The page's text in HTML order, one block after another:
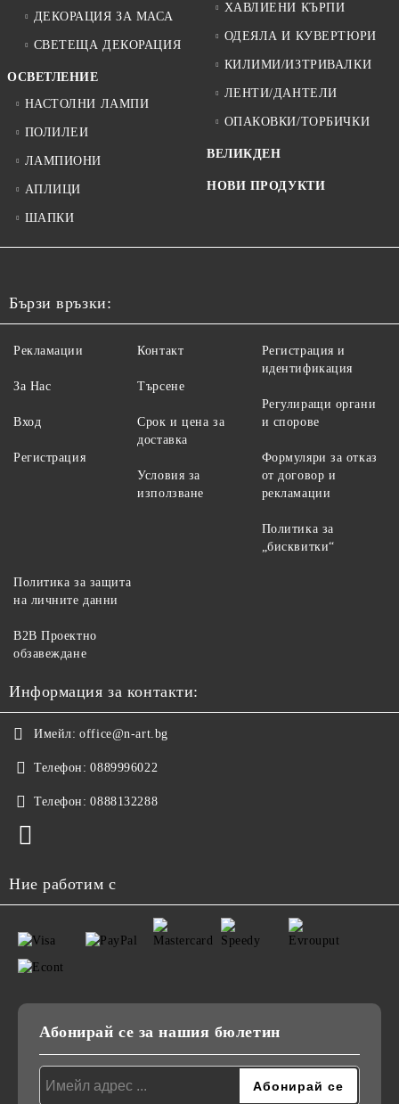
ДЕКОРАЦИЯ ЗА МАСА
СВЕТЕЩА ДЕКОРАЦИЯ
ОСВЕТЛЕНИЕ
НАСТОЛНИ ЛАМПИ
ПОЛИЛЕИ
ЛАМПИОНИ
АПЛИЦИ
ШАПКИ
ХАВЛИЕНИ КЪРПИ
ОДЕЯЛА И КУВЕРТЮРИ
КИЛИМИ/ИЗТРИВАЛКИ
ЛЕНТИ/ДАНТЕЛИ
ОПАКОВКИ/ТОРБИЧКИ
ВЕЛИКДЕН
НОВИ ПРОДУКТИ
Бързи връзки:
Рекламации
За Нас
Вход
Регистрация
Контакт
Търсене
Срок и цена за
доставка
Условия за
използване
Регистрация и
идентификация
Регулиращи органи
и спорове
Формуляри за отказ
от договор и
рекламации
Политика за
„бисквитки“
Политика за защита
на личните данни
B2B Проектно
обзавеждане
Информация за контакти:
Имейл: office@n-art.bg
Телефон: 0889996022
Телефон: 0888132288
Ние работим с
Абонирай се за нашия бюлетин